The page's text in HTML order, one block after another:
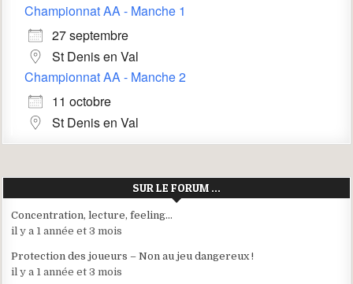
Championnat AA - Manche 1
27 septembre
St Denis en Val
Championnat AA - Manche 2
11 octobre
St Denis en Val
SUR LE FORUM …
Concentration, lecture, feeling…
il y a 1 année et 3 mois
Protection des joueurs – Non au jeu dangereux !
il y a 1 année et 3 mois